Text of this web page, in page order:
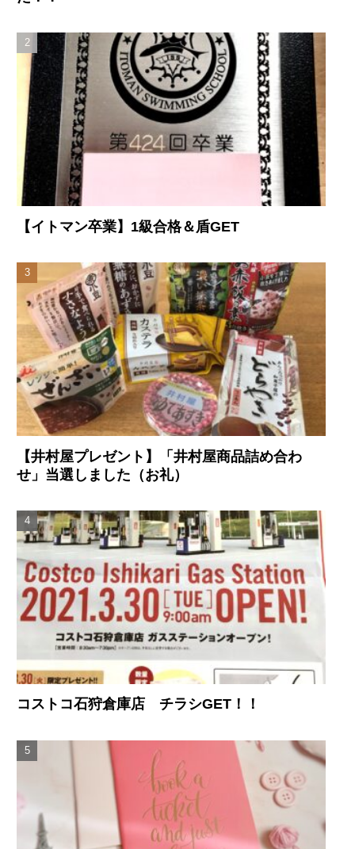
【イトマン卒業】1級合格＆盾GET
【井村屋プレゼント】「井村屋商品詰め合わ
せ」当選しました（お礼）
コストコ石狩倉庫店 チラシGET！！